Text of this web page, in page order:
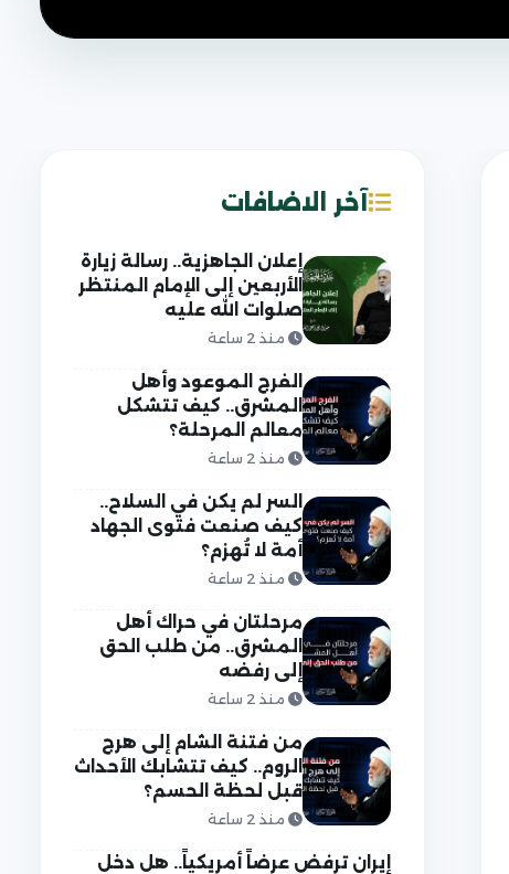
آخر الاضافات
إعلان الجاهزية.. رسالة زيارة
الأربعين إلى الإمام المنتظر
صلوات الله عليه
منذ 2 ساعة
الفرج الموعود وأهل
المشرق.. كيف تتشكل
معالم المرحلة؟
منذ 2 ساعة
السر لم يكن في السلاح..
كيف صنعت فتوى الجهاد
أمة لا تُهزم؟
منذ 2 ساعة
مرحلتان في حراك أهل
المشرق.. من طلب الحق
إلى رفضه
منذ 2 ساعة
من فتنة الشام إلى هرج
الروم.. كيف تتشابك الأحداث
قبل لحظة الحسم؟
منذ 2 ساعة
إيران ترفض عرضاً أمريكياً.. هل دخل